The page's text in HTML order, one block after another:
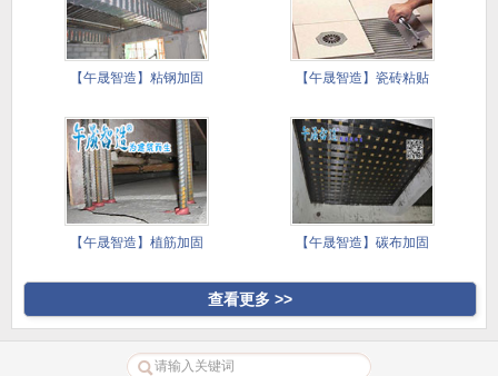
【午晟智造】粘钢加固 【午晟智造】瓷砖粘贴
【午晟智造】植筋加固 【午晟智造】碳布加固
查看更多 >>